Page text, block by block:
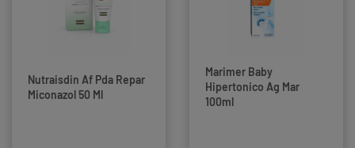
Nutraisdin Af Pda Repar
Miconazol 50 Ml
Marimer Baby
Hipertonico Ag Mar
100ml